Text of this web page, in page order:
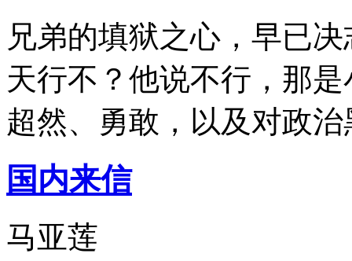
兄弟的填狱之心，早已
天行不？他说不行，那
超然、勇敢，以及对政
国内来信
马亚莲